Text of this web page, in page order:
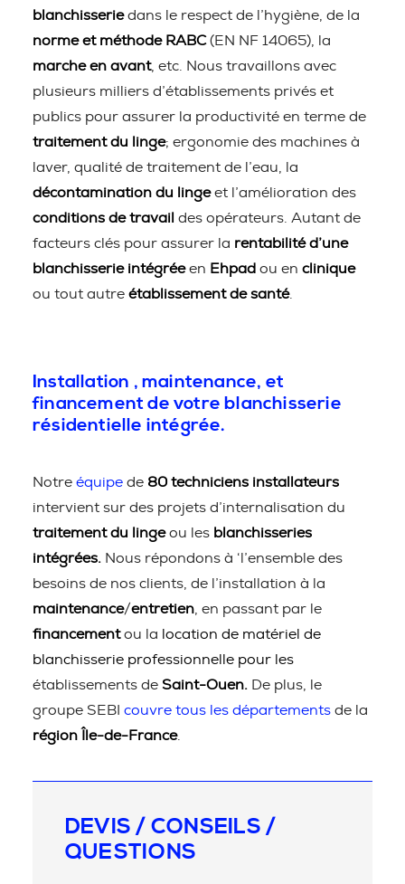
blanchisseriedans le respect de l’hygiène, de la
norme et méthode RABC(EN NF 14065), la
marche en avant, etc. Nous travaillons avec
plusieurs milliers d’établissements privés et
publics pour assurer la productivité en terme de
traitement du linge; ergonomie des machines à
laver, qualité de traitement de l’eau, la
décontamination du lingeet l’amélioration des
conditions de travail des opérateurs. Autant de
facteurs clés pour assurer la rentabilité d’une
blanchisserie intégréeen Ehpad ou en clinique
ou tout autre établissement de santé.
Installation , maintenance, et
financement de votre blanchisserie
résidentielle intégrée.
Notre équipe de 80 techniciens installateurs
intervient sur des projets d’internalisation du
traitement du lingeou les blanchisseries
intégrées. Nous répondons à ‘l’ensemble des
besoins de nos clients, de l’installation à la
maintenance/entretien , en passant par le
financementou la location de matériel de
blanchisserie professionnelle pour les
établissements de Saint-Ouen. De plus, le
groupe SEBI couvre tous les départements de la
région Île-de-France.
DEVIS / CONSEILS /
QUESTIONS